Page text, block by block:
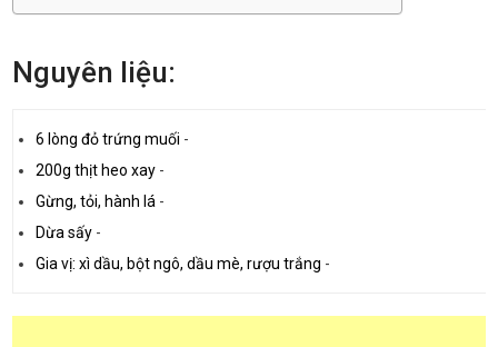
Nguyên liệu:
6 lòng đỏ trứng muối -
200g thịt heo xay -
Gừng, tỏi, hành lá -
Dừa sấy -
Gia vị: xì dầu, bột ngô, dầu mè, rượu trắng -